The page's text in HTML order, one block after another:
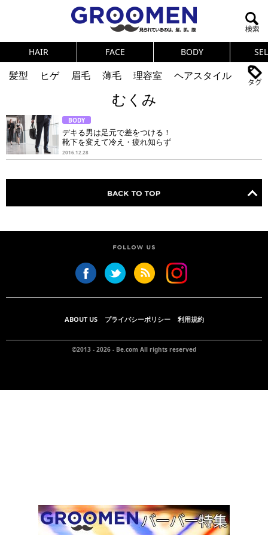
HAIR FACE BODY
髪型 ヒゲ 眉毛 薄毛 理容室
ヘアスタイル
ニオイ
連載
メンズコスメ
NEWS PICK UP 筋肉
テストステロン
健康
スキンケア 食事
調査結果
トレーニング
好印象な男
頭皮ケア
ダイエット
理容室
むくみ
BODY
デキる男は足元で差をつける！
靴下を変えて冷え・疲れ知らず
2016.12.28
ABOUT US プライバシーポリシー 利用規約
©2013 - 2026 - Be.com All rights reserved